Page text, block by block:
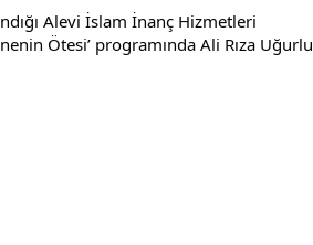
Alevi İslam İnanç Hizmetleri
Ötesi’ programında Ali Rıza Uğurlu